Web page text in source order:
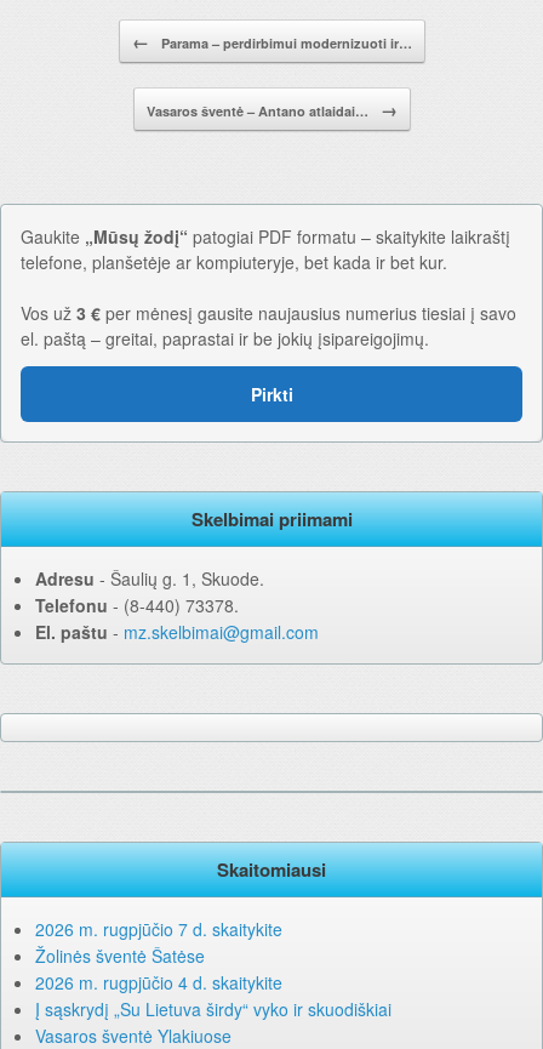
← Parama – perdirbimui modernizuoti ir…
Vasaros šventė – Antano atlaidai… →
Gaukite „Mūsų žodį“ patogiai PDF formatu – skaitykite laikraštį
telefone, planšetėje ar kompiuteryje, bet kada ir bet kur.
Vos už 3 € per mėnesį gausite naujausius numerius tiesiai į savo
el. paštą – greitai, paprastai ir be jokių įsipareigojimų.
Pirkti
Skelbimai priimami
Adresu ‐ Šaulių g. 1, Skuode.
Telefonu ‐ (8-440) 73378.
El. paštu ‐ mz.skelbimai@gmail.com
Skaitomiausi
2026 m. rugpjūčio 7 d. skaitykite
Žolinės šventė Šatėse
2026 m. rugpjūčio 4 d. skaitykite
Į sąskrydį „Su Lietuva širdy“ vyko ir skuodiškiai
Vasaros šventė Ylakiuose